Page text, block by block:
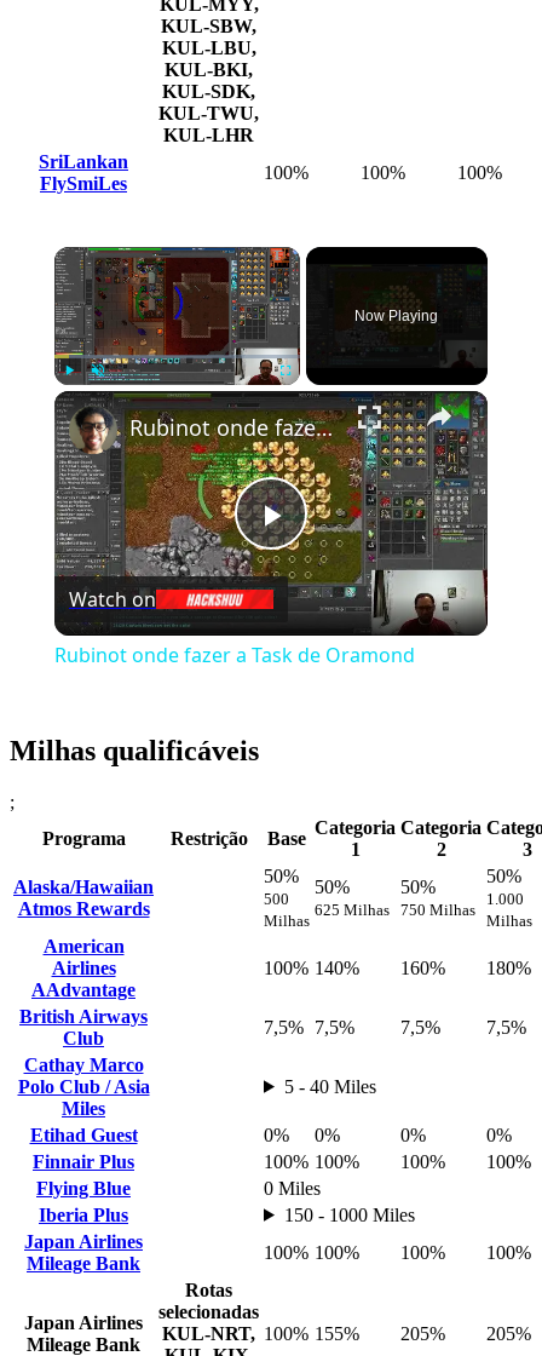
KUL-MYY,
KUL-SBW,
KUL-LBU,
KUL-BKI,
KUL-SDK,
KUL-TWU,
KUL-LHR
SriLankan
FlySmiLes
100% 100% 100%
Play Unmute Fullscreen
Now Playing
Play
Video
Rubinot onde fazer a Task de Oramond
Watch on
Rubinot onde fazer a Task de Oramond
Milhas qualificáveis
;
Programa
Restrição Base
Categoria
1
Categoria
2
3
Alaska/Hawaiian
Atmos Rewards
50%
500
Milhas
50%
625 Milhas
50%
750 Milhas
50%
1.000
Milhas
American
Airlines
AAdvantage
100% 140% 160% 180%
British Airways
Club
7,5% 7,5% 7,5%
7,5%
Cathay Marco
Polo Club / Asia
Miles
5 - 40 Miles
Etihad Guest 0% 0% 0%
0%
Finnair Plus
100% 100% 100%
100%
Flying Blue
0 Miles
Iberia Plus
150 - 1000 Miles
Japan Airlines
Mileage Bank
100% 100% 100% 100%
Japan Airlines
Mileage Bank
Rotas
selecionadas
KUL-NRT, 100% 155% 205% 205%